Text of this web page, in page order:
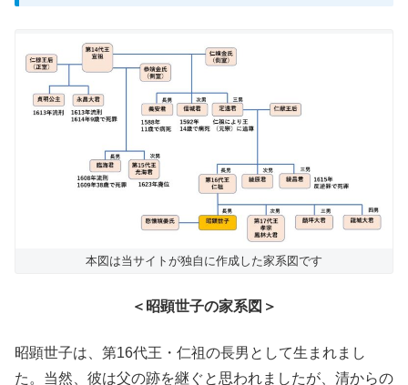
本図は当サイトが独自に作成した家系図です
＜昭顕世子の家系図＞
昭顕世子は、第16代王・仁祖の長男として生まれまし
た。当然、彼は父の跡を継ぐと思われましたが、清からの